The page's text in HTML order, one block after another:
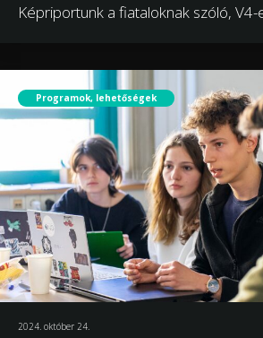
Képriportunk a fiataloknak szóló,
Programok, lehetőségek
2024. október 24.